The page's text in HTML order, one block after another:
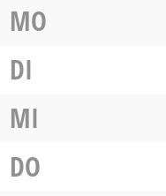
MO
DI
MI
DO